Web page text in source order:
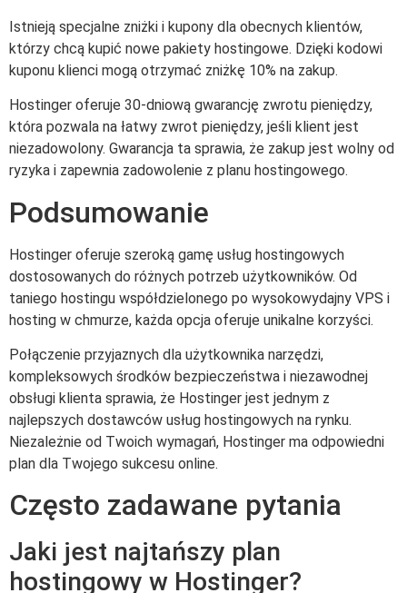
Istnieją specjalne zniżki i kupony dla obecnych klientów,
którzy chcą kupić nowe pakiety hostingowe. Dzięki kodowi
kuponu klienci mogą otrzymać zniżkę 10% na zakup.
Hostinger oferuje 30-dniową gwarancję zwrotu pieniędzy,
która pozwala na łatwy zwrot pieniędzy, jeśli klient jest
niezadowolony. Gwarancja ta sprawia, że zakup jest wolny od
ryzyka i zapewnia zadowolenie z planu hostingowego.
Podsumowanie
Hostinger oferuje szeroką gamę usług hostingowych
dostosowanych do różnych potrzeb użytkowników. Od
taniego hostingu współdzielonego po wysokowydajny VPS i
hosting w chmurze, każda opcja oferuje unikalne korzyści.
Połączenie przyjaznych dla użytkownika narzędzi,
kompleksowych środków bezpieczeństwa i niezawodnej
obsługi klienta sprawia, że Hostinger jest jednym z
najlepszych dostawców usług hostingowych na rynku.
Niezależnie od Twoich wymagań, Hostinger ma odpowiedni
plan dla Twojego sukcesu online.
Często zadawane pytania
Jaki jest najtańszy plan
hostingowy w Hostinger?